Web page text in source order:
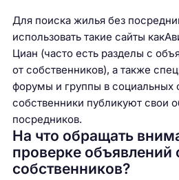
Для поиска жилья без
использовать такие сайты
Циан (часто есть разделы с
от собственников), а также
форумы и группы в социальных
собственники публикуют свои
посредников.
На что обращать
проверке объявлений
собственников?